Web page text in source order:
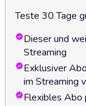
Teste 30 Tage
Dieser und
Streaming
Exklusiver
im Streaming
Flexibles Abo